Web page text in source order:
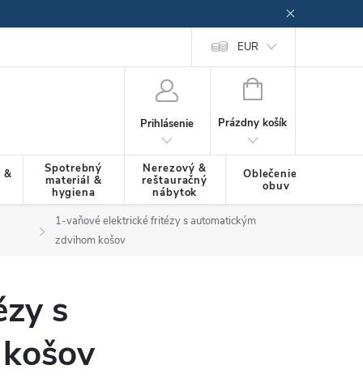
EUR
Prihlásenie
NÁKUPNÝ
Prázdny košík
&
Spotrebný
materiál &
hygiena
Nerezový &
reštauračný
nábytok
Oblečenie &
obuv
1-vaňové elektrické fritézy s automatickým
zdvihom košov
s